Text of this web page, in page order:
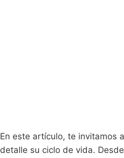
En este artículo, te invitamos
detalle su ciclo de vida.